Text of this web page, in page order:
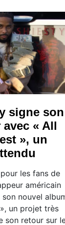
signe son
« All
», un
les fans de
américain
son nouvel
un projet très
son retour sur